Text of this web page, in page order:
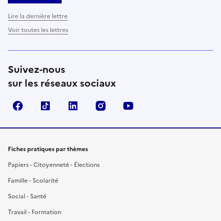
Lire la dernière lettre
Voir toutes les lettres
Suivez-nous
sur les réseaux sociaux
FacebookTikTok LinkedIn Instagram
Fiches pratiques par thèmes
Papiers - Citoyenneté - Élections
Famille - Scolarité
Social - Santé
Travail - Formation